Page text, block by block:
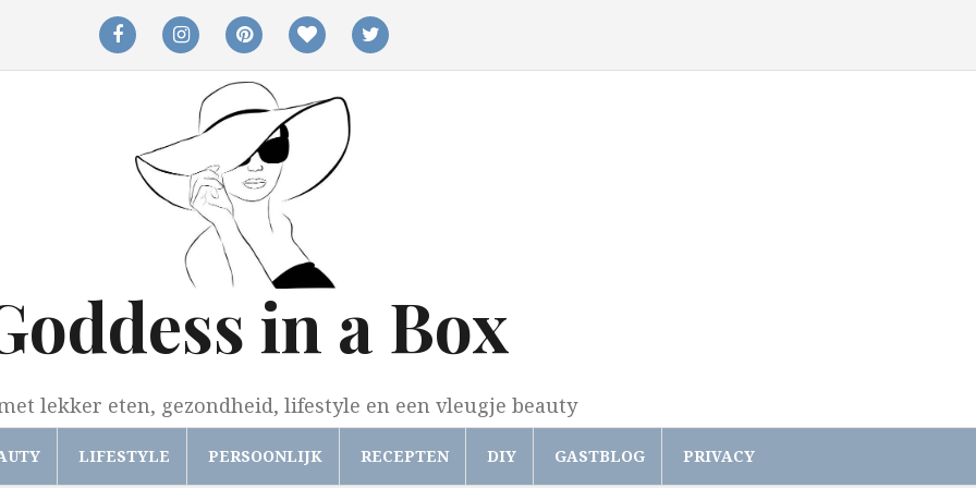
facebookinstagrampinterestbloglovintwitter
in a Box
lekker eten, gezondheid, lifestyle en een vleugje beauty
LIFESTYLE PERSOONLIJK RECEPTEN DIY GASTBLOG PRIVACY